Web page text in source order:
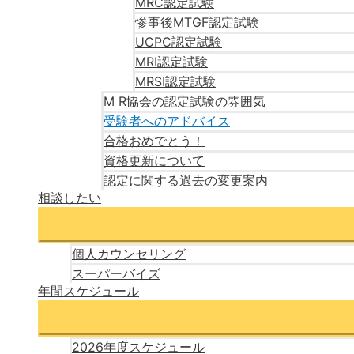
惨事後MTGF認定試験
UCPC認定試験
MRI認定試験
MRSI認定試験
M R協会の認定試験の雰囲気
受験者へのアドバイス
合格おめでとう！
資格更新について
認定に関する過去の変更案内
相談したい
個人カウンセリング
スーパーバイズ
年間スケジュール
2026年度スケジュール